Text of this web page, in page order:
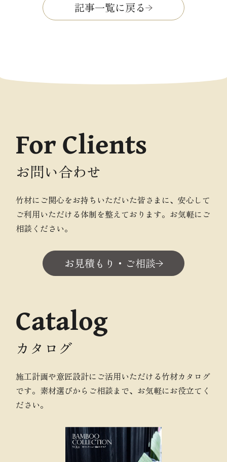
記事一覧に戻る
For Clients
お問い合わせ
竹材にご関心をお持ちいただいた皆さまに、安心して
ご利用いただける体制を整えております。お気軽にご
相談ください。
お見積もり・ご相談
Catalog
カタログ
施工計画や意匠設計にご活用いただける竹材カタログ
です。素材選びからご相談まで、お気軽にお役立てく
ださい。